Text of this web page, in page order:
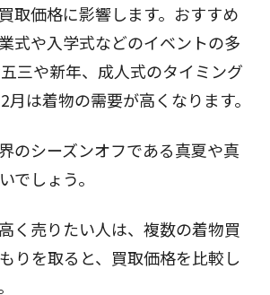
取価格に影響します。おすすめ
式や入学式などのイベントの多
三や新年、成人式のタイミング
は着物の需要が高くなります。
のシーズンオフである真夏や真
でしょう。
く売りたい人は、複数の着物買
りを取ると、買取価格を比較し